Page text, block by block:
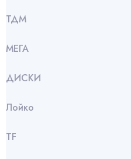
ТДМ
МЕГА
ДИСКИ
Лойко
TF